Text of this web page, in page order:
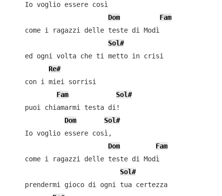
    Io voglio essere così
Dom
Fam
    come i ragazzi delle teste di Modì
Sol#
    ed ogni volta che ti metto in crisi
Re#
    con i miei sorrisi
Fam
Sol#
    puoi chiamarmi testa di!
Dom
Sol#
    Io voglio essere così,
Dom
Fam
    come i ragazzi delle teste di Modì
Sol#
    prendermi gioco di ogni tua certezza